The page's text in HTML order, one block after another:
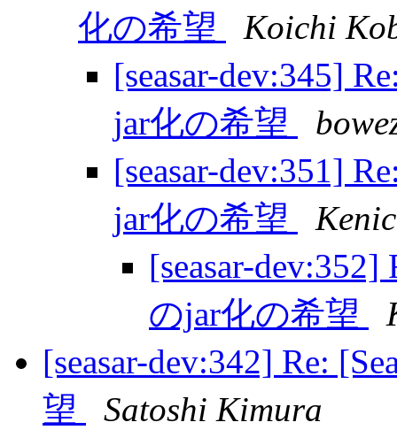
化の希望
Koichi
[seasar-dev:345]
jar化の希望
[seasar-dev:351]
jar化の希望
[seasar-
のjar化の希望
[seasar-dev:342] Re:
望
Satoshi Kimura